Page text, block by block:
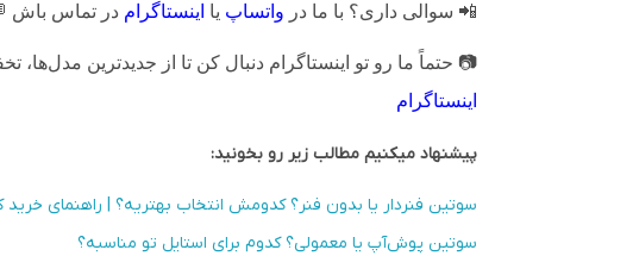
📲 سوالی داری؟ با ما در واتساپ یا اینستاگرام در تماس باش
📷 حتماً ما رو تو اینستاگرام دنبال کن تا از جدیدترین مدل‌ها،
اینستاگرام
پیشنهاد میکنیم مطالب زیر رو بخونید:
سوتین فنردار یا بدون فنر؟ کدومش انتخاب بهتریه؟ | راهنمای خرید
سوتین پوش‌آپ یا معمولی؟ کدوم برای استایل تو مناسبه؟